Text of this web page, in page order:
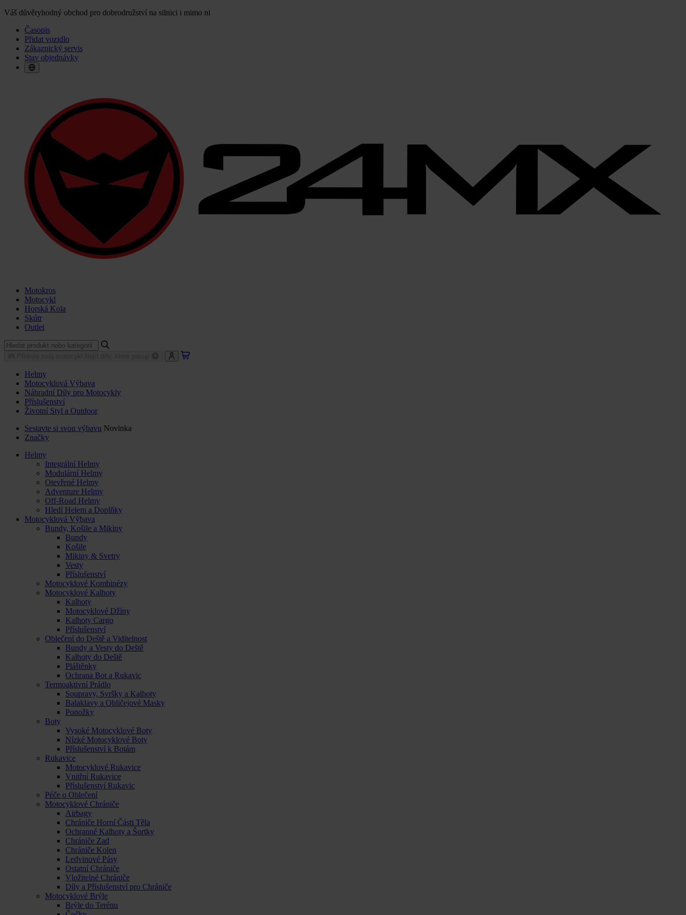
Váš důvěryhodný obchod pro dobrodružství na silnici i mimo ni
Časopis
Přidat vozidlo
Zákaznický servis
Stav objednávky
Motokros
Motocykl
Horská Kola
Skútr
Outlet
Helmy
Motocyklová Výbava
Náhradní Díly pro Motocykly
Příslušenství
Životní Styl a Outdoor
Sestavte si svou výbavu Novinka
Značky
Helmy
Integrální Helmy
Modulární Helmy
Otevřené Helmy
Adventure Helmy
Off-Road Helmy
Hledí Helem a Doplňky
Motocyklová Výbava
Bundy, Košile a Mikiny
Bundy
Košile
Mikiny & Svetry
Vesty
Příslušenství
Motocyklové Kombinézy
Motocyklové Kalhoty
Kalhoty
Motocyklové Džíny
Kalhoty Cargo
Příslušenství
Oblečení do Deště a Viditelnost
Bundy a Vesty do Deště
Kalhoty do Deště
Pláštěnky
Ochrana Bot a Rukavic
Termoaktivní Prádlo
Soupravy, Svršky a Kalhoty
Balaklavy a Obličejové Masky
Ponožky
Boty
Vysoké Motocyklové Boty
Nízké Motocyklové Boty
Příslušenství k Botám
Rukavice
Motocyklové Rukavice
Vnitřní Rukavice
Příslušenství Rukavic
Péče o Oblečení
Motocyklové Chrániče
Airbagy
Chrániče Horní Části Těla
Ochranné Kalhoty a Šortky
Chrániče Zad
Chrániče Kolen
Ledvinové Pásy
Ostatní Chrániče
Vložitelné Chrániče
Díly a Příslušenství pro Chrániče
Motocyklové Brýle
Brýle do Terénu